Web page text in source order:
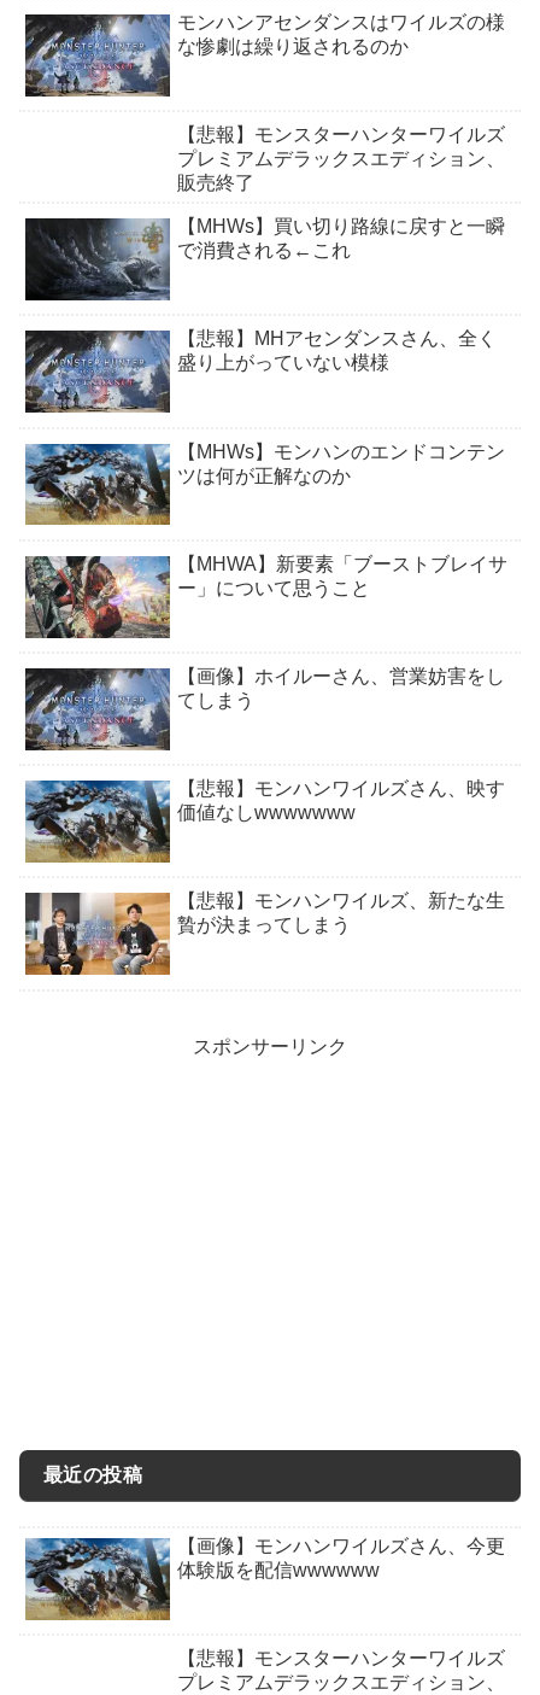
モンハンアセンダンスはワイルズの様
な惨劇は繰り返されるのか
【悲報】モンスターハンターワイルズ
プレミアムデラックスエディション、
販売終了
【MHWs】買い切り路線に戻すと一瞬
で消費される←これ
【悲報】MHアセンダンスさん、全く
盛り上がっていない模様
【MHWs】モンハンのエンドコンテン
ツは何が正解なのか
【MHWA】新要素「ブーストブレイサ
ー」について思うこと
【画像】ホイルーさん、営業妨害をし
てしまう
【悲報】モンハンワイルズさん、映す
価値なしwwwwwww
【悲報】モンハンワイルズ、新たな生
贄が決まってしまう
スポンサーリンク
最近の投稿
【画像】モンハンワイルズさん、今更
体験版を配信wwwwww
【悲報】モンスターハンターワイルズ
プレミアムデラックスエディション、